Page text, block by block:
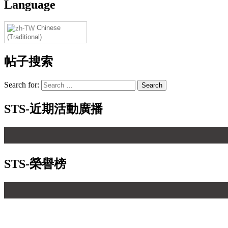
Language
Chinese
(Traditional)
帖子搜索
Search for:
STS-近期活動廣播
STS-榮譽榜